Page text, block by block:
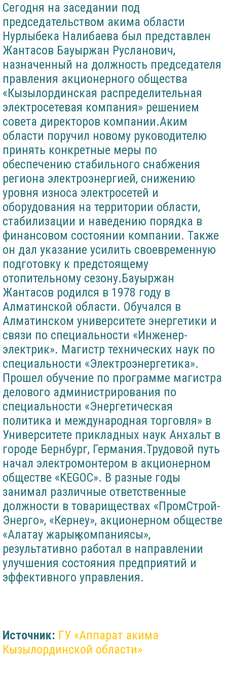
Сегодня на заседании под
председательством акима области
Нурлыбека Налибаева был представлен
Жантасов Бауыржан Русланович,
назначенный на должность председателя
правления акционерного общества
«Кызылординская распределительная
электросетевая компания» решением
совета директоров компании.Аким
области поручил новому руководителю
принять конкретные меры по
обеспечению стабильного снабжения
региона электроэнергией, снижению
уровня износа электросетей и
оборудования на территории области,
стабилизации и наведению порядка в
финансовом состоянии компании. Также
он дал указание усилить своевременную
подготовку к предстоящему
отопительному сезону.Бауыржан
Жантасов родился в 1978 году в
Алматинской области. Обучался в
Алматинском университете энергетики и
связи по специальности «Инженер-
электрик». Магистр технических наук по
специальности «Электроэнергетика».
Прошел обучение по программе магистра
делового администрирования по
специальности «Энергетическая
политика и международная торговля» в
Университете прикладных наук Анхальт в
городе Бернбург, Германия.Трудовой путь
начал электромонтером в акционерном
обществе «KEGOC». В разные годы
занимал различные ответственные
должности в товариществах «ПромСтрой-
Энерго», «Кернеу», акционерном обществе
«Алатау жарық компаниясы»,
результативно работал в направлении
улучшения состояния предприятий и
эффективного управления.
Источник: ГУ «Аппарат акима
Кызылординской области»